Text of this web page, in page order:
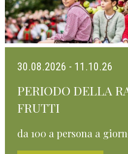
30.08.2026 - 11.10.26
PERIODO DELLA
FRUTTI
da 100 a persona a